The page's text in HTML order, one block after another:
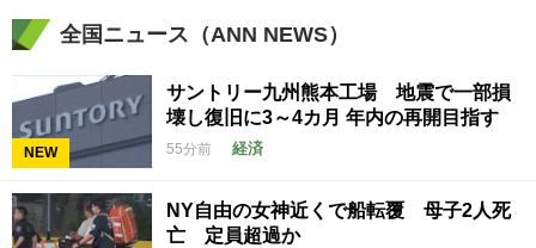
全国ニュース（ANN NEWS）
NEW
サントリー九州熊本工場 地震で一部損
壊し復旧に3～4カ月 年内の再開目指す
55分前 経済
NY自由の女神近くで船転覆 母子2人死
亡 定員超過か